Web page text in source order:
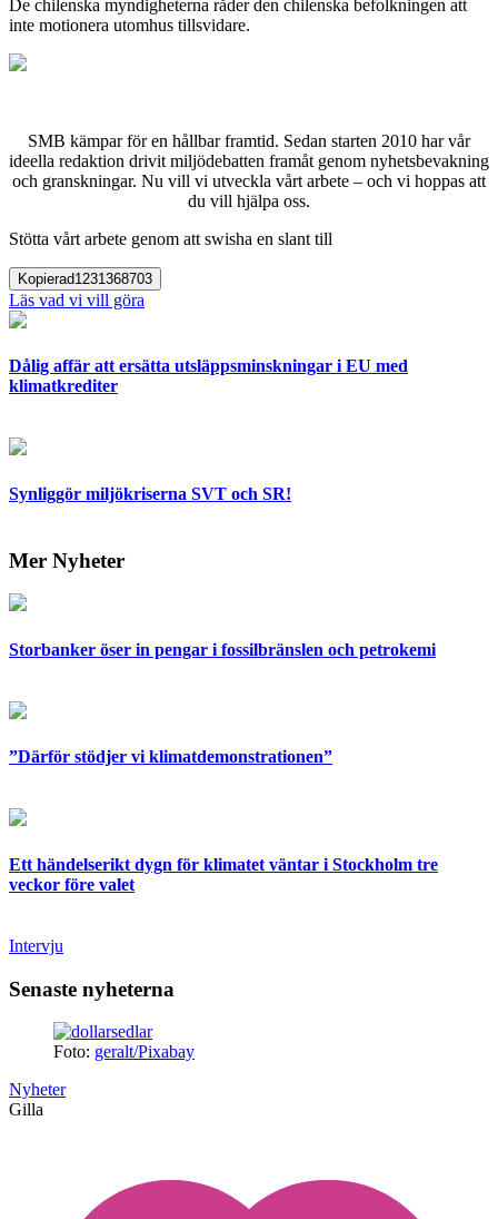
De chilenska myndigheterna råder den chilenska befolkningen att
inte motionera utomhus tillsvidare.
SMB kämpar för en hållbar framtid. Sedan starten 2010 har vår
ideella redaktion drivit miljödebatten framåt genom nyhetsbevakning
och granskningar. Nu vill vi utveckla vårt arbete – och vi hoppas att
du vill hjälpa oss.
Stötta vårt arbete genom att swisha en slant till
Kopierad1231368703
Läs vad vi vill göra
Dålig affär att ersätta utsläppsminskningar i EU med
klimatkrediter
Synliggör miljökriserna SVT och SR!
Mer Nyheter
Storbanker öser in pengar i fossilbränslen och petrokemi
”Därför stödjer vi klimatdemonstrationen”
Ett händelserikt dygn för klimatet väntar i Stockholm tre
veckor före valet
Intervju
Senaste nyheterna
Foto: geralt/Pixabay
Nyheter
Gilla